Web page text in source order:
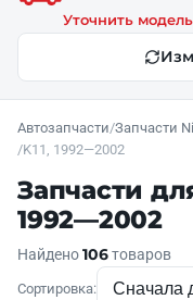
Уточнить
Автозапчасти/Запчасти
/K11, 1992—2002
Запчасти
1992—2002
Найдено106товаров
Сортировка: